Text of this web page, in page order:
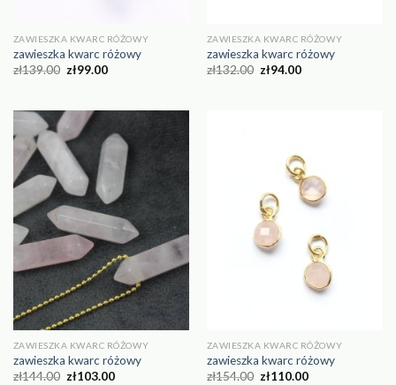
ZAWIESZKA KWARC RÓŻOWY
zawieszka kwarc różowy
zł139.00 zł99.00
ZAWIESZKA KWARC RÓŻOWY
zawieszka kwarc różowy
zł132.00 zł94.00
ZAWIESZKA KWARC RÓŻOWY
zawieszka kwarc różowy
zł144.00 zł103.00
ZAWIESZKA KWARC RÓŻOWY
zawieszka kwarc różowy
zł154.00 zł110.00